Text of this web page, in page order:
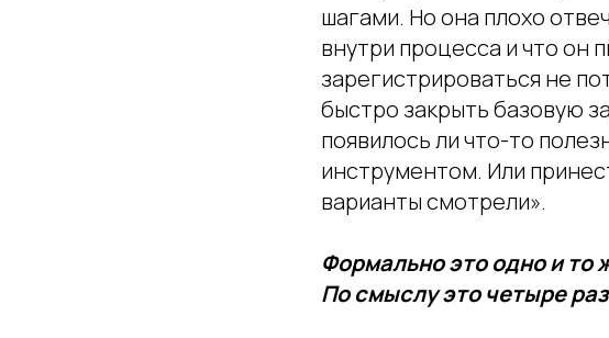
шагами. Но она плохо
внутри процесса и что он
зарегистрироваться не
быстро закрыть базовую
появилось ли что-то
инструментом. Или
варианты смотрели».
Формально это одно и то
По смыслу это четыре